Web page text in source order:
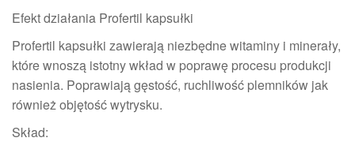
Efekt działania Profertil kapsułki
Profertil kapsułki zawierają niezbędne witaminy i minerały,
które wnoszą istotny wkład w poprawę procesu produkcji
nasienia. Poprawiają gęstość, ruchliwość plemników jak
również objętość wytrysku.
Skład: